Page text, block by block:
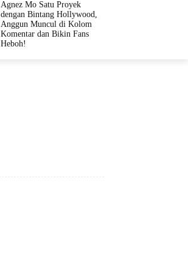
Agnez Mo Satu Proyek
dengan Bintang Hollywood,
Anggun Muncul di Kolom
Komentar dan Bikin Fans
Heboh!